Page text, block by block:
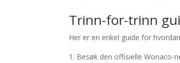
Trinn-for-trinn
Her er en enkel guide for
Besøk den offisielle Wonaco-